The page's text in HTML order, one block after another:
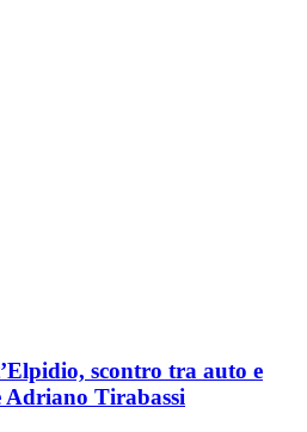
scontro tra auto e
Adriano Tirabassi